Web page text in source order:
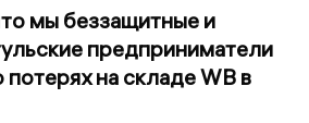
мы беззащитные и
предприниматели
потерях на складе WB в